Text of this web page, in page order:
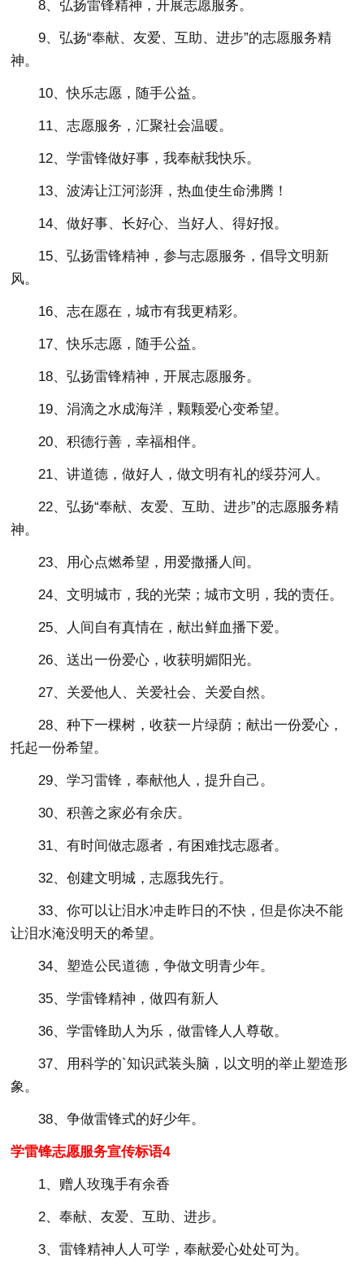
8、弘扬雷锋精神，开展志愿服务。
9、弘扬“奉献、友爱、互助、进步”的志愿服务精
神。
10、快乐志愿，随手公益。
11、志愿服务，汇聚社会温暖。
12、学雷锋做好事，我奉献我快乐。
13、波涛让江河澎湃，热血使生命沸腾！
14、做好事、长好心、当好人、得好报。
15、弘扬雷锋精神，参与志愿服务，倡导文明新
风。
16、志在愿在，城市有我更精彩。
17、快乐志愿，随手公益。
18、弘扬雷锋精神，开展志愿服务。
19、涓滴之水成海洋，颗颗爱心变希望。
20、积德行善，幸福相伴。
21、讲道德，做好人，做文明有礼的绥芬河人。
22、弘扬“奉献、友爱、互助、进步”的志愿服务精
神。
23、用心点燃希望，用爱撒播人间。
24、文明城市，我的光荣；城市文明，我的责任。
25、人间自有真情在，献出鲜血播下爱。
26、送出一份爱心，收获明媚阳光。
27、关爱他人、关爱社会、关爱自然。
28、种下一棵树，收获一片绿荫；献出一份爱心，
托起一份希望。
29、学习雷锋，奉献他人，提升自己。
30、积善之家必有余庆。
31、有时间做志愿者，有困难找志愿者。
32、创建文明城，志愿我先行。
33、你可以让泪水冲走昨日的不快，但是你决不能
让泪水淹没明天的希望。
34、塑造公民道德，争做文明青少年。
35、学雷锋精神，做四有新人
36、学雷锋助人为乐，做雷锋人人尊敬。
37、用科学的`知识武装头脑，以文明的举止塑造形
象。
38、争做雷锋式的好少年。
学雷锋志愿服务宣传标语4
1、赠人玫瑰手有余香
2、奉献、友爱、互助、进步。
3、雷锋精神人人可学，奉献爱心处处可为。